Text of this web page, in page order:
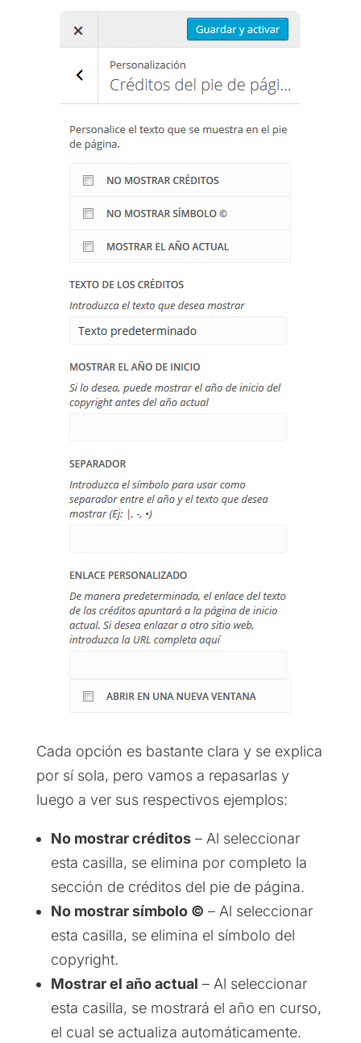
Cada opción es bastante clara y se explica
por sí sola, pero vamos a repasarlas y
luego a ver sus respectivos ejemplos:
No mostrar créditos– Al seleccionar
esta casilla, se elimina por completo la
sección de créditos del pie de página.
No mostrar símbolo © – Al seleccionar
esta casilla, se elimina el símbolo del
copyright.
Mostrar el año actual – Al seleccionar
esta casilla, se mostrará el año en curso,
el cual se actualiza automáticamente.